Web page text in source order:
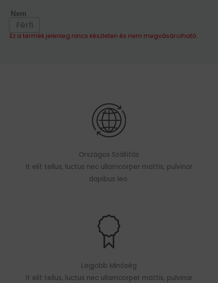
Nem
Férfi
Ez a termék jelenleg nincs készleten és nem megvásárolható.
Országos Szállítás
It elit tellus, luctus nec ullamcorper mattis, pulvinar
dapibus leo.
Legjobb Minőség
It elit tellus, luctus nec ullamcorper mattis, pulvinar